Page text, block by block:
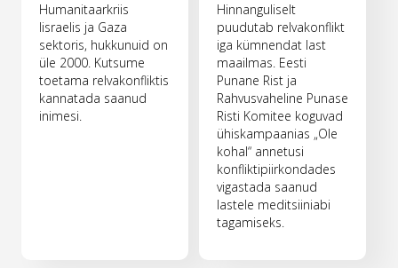
Humanitaarkriis
Iisraelis ja Gaza
sektoris, hukkunuid on
üle 2000. Kutsume
toetama relvakonfliktis
kannatada saanud
inimesi.
Hinnanguliselt
puudutab relvakonflikt
iga kümnendat last
maailmas. Eesti
Punane Rist ja
Rahvusvaheline Punase
Risti Komitee koguvad
ühiskampaanias „Ole
kohal“ annetusi
konfliktipiirkondades
vigastada saanud
lastele meditsiiniabi
tagamiseks.